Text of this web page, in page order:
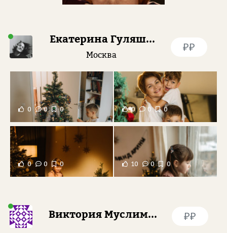
Екатерина Гуляшова
Москва
₽₽
0 0 0 0 0 0
0 0 0 10 0 0
Виктория Муслимова ₽₽